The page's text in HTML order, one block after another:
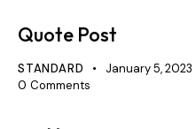
Quote Post
STANDARD January 5, 2023
0 Comments